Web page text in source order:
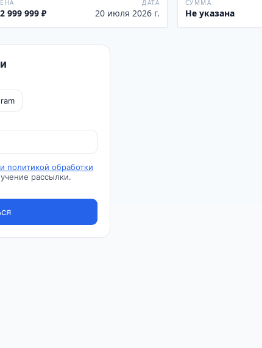
999 999 ₽
ДАТА
20 июля 2026 г.
СУММА
Не указана